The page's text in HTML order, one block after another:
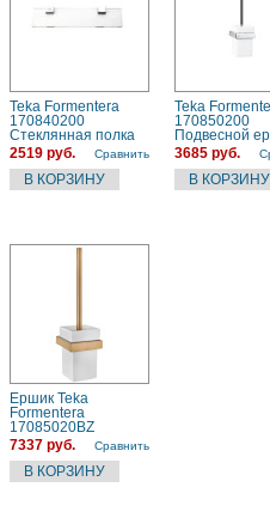
Teka Formentera
170840200
Стеклянная полка
2519 руб.
Сравнить
Teka
170850200
Подвесной
для унитаза
3685 руб.
Ёршик Teka
Formentera
17085020BZ
7337 руб.
Сравнить